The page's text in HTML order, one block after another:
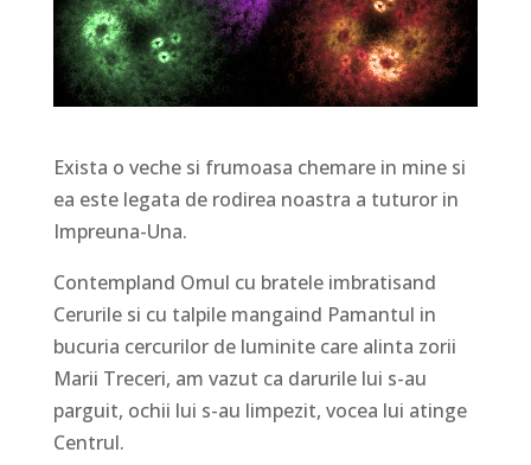
Exista o veche si frumoasa chemare in mine si
ea este legata de rodirea noastra a tuturor in
Impreuna-Una.
Contempland Omul cu bratele imbratisand
Cerurile si cu talpile mangaind Pamantul in
bucuria cercurilor de luminite care alinta zorii
Marii Treceri, am vazut ca darurile lui s-au
parguit, ochii lui s-au limpezit, vocea lui atinge
Centrul.